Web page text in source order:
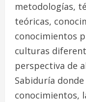
metodologías,
teóricas,
conocimientos
culturas
perspectiva de
Sabiduría
conocimientos,